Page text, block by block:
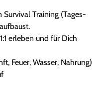
Training (Tages-
erleben und für Dich
Feuer, Wasser, Nahrung)